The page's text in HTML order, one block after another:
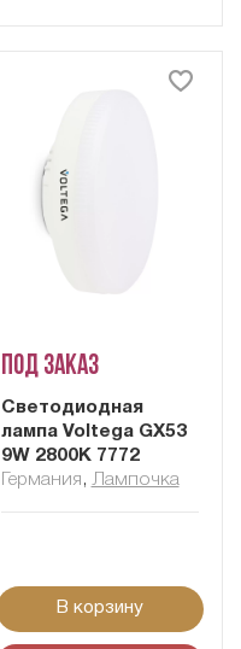
Под заказ
Светодиодная
лампа Voltega GX53
9W 2800K 7772
Германия , Лампочка
В корзину